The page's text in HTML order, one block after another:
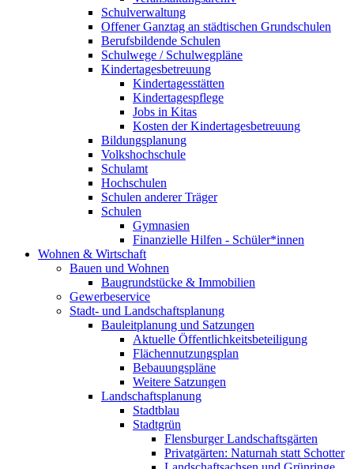
Schulverwaltung
Offener Ganztag an städtischen Grundschulen
Berufsbildende Schulen
Schulwege / Schulwegpläne
Kindertagesbetreuung
Kindertagesstätten
Kindertagespflege
Jobs in Kitas
Kosten der Kindertagesbetreuung
Bildungsplanung
Volkshochschule
Schulamt
Hochschulen
Schulen anderer Träger
Schulen
Gymnasien
Finanzielle Hilfen - Schüler*innen
Wohnen & Wirtschaft
Bauen und Wohnen
Baugrundstücke & Immobilien
Gewerbeservice
Stadt- und Landschaftsplanung
Bauleitplanung und Satzungen
Aktuelle Öffentlichkeitsbeteiligung
Flächennutzungsplan
Bebauungspläne
Weitere Satzungen
Landschaftsplanung
Stadtblau
Stadtgrün
Flensburger Landschaftsgärten
Privatgärten: Naturnah statt Schotter